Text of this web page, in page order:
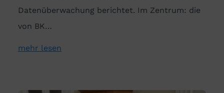
Datenüberwachung berichtet. Im Zentrum: die
von BK…
mehr lesen